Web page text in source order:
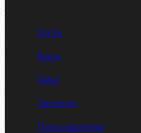
Болты
Винты
Гайки
Заклепки
Пресс-масленки